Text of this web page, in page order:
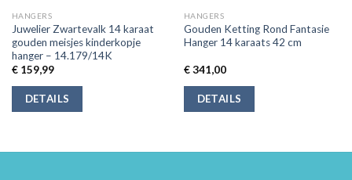
HANGERS
Juwelier Zwartevalk 14 karaat
gouden meisjes kinderkopje
hanger – 14.179/14K
€159,99
DETAILS
HANGERS
Gouden Ketting Rond Fantasie
Hanger 14 karaats 42 cm
€341,00
DETAILS